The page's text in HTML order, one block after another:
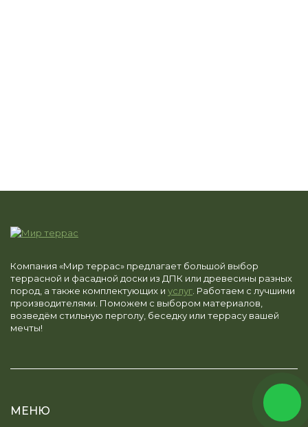
Компания «Мир террас» предлагает большой выбор
террасной и фасадной доски из ДПК или древесины разных
пород, а также комплектующих и услуг . Работаем с лучшими
производителями. Поможем с выбором материалов,
возведём стильную перголу, беседку или террасу вашей
мечты!
МЕНЮ